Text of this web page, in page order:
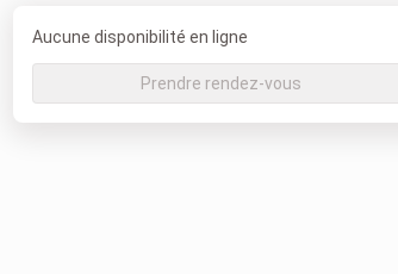
Aucune disponibilité en ligne
Prendre rendez-vous